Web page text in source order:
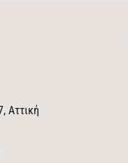
Αττική